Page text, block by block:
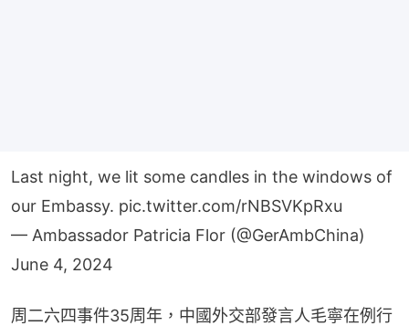
Last night, we lit some candles in the windows of
our Embassy. pic.twitter.com/rNBSVKpRxu
— Ambassador Patricia Flor (@GerAmbChina)
June 4, 2024
周二六四事件35周年，中國外交部發言人毛寧在例行